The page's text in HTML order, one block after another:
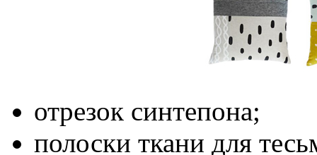
отрезок синтепона;
полоски ткани для